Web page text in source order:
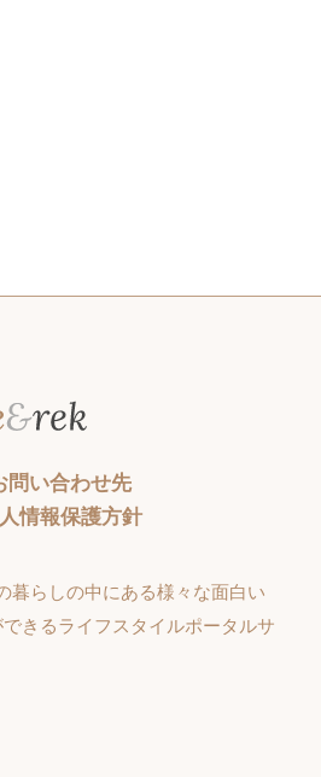
問い合わせ先
情報保護方針
らしの中にある様々な面白い
きるライフスタイルポータルサ